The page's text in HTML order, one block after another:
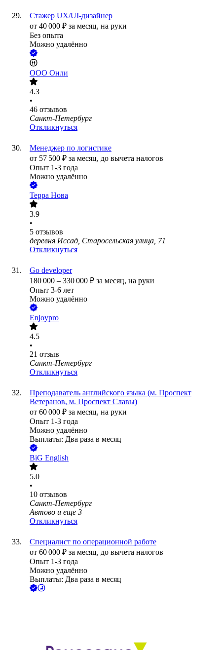
Стажер UX/UI-дизайнер
от 40 000 ₽ за месяц, на руки
Без опыта
Можно удалённо
ООО Онли
4.3
•
46 отзывов
Санкт-Петербург
Откликнуться
Менеджер по логистике
от 57 500 ₽ за месяц, до вычета налогов
Опыт 1-3 года
Можно удалённо
Терра Нова
3.9
•
5 отзывов
деревня Иссад, Старосельская улица, 71
Откликнуться
Go developer
180 000 – 330 000 ₽ за месяц, на руки
Опыт 3-6 лет
Можно удалённо
Enjoypro
4.5
•
21 отзыв
Санкт-Петербург
Откликнуться
Преподаватель английского языка (м. Проспект
Ветеранов, м. Проспект Славы)
от 60 000 ₽ за месяц, на руки
Опыт 1-3 года
Можно удалённо
Выплаты: Два раза в месяц
BiG English
5.0
•
10 отзывов
Санкт-Петербург
Автово и еще 3
Откликнуться
Специалист по операционной работе
от 60 000 ₽ за месяц, до вычета налогов
Опыт 1-3 года
Можно удалённо
Выплаты: Два раза в месяц